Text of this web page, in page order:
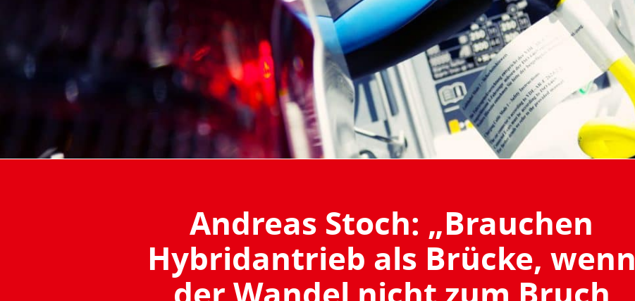
Andreas Stoch: „Brauchen
Hybridantrieb als Brücke, wenn